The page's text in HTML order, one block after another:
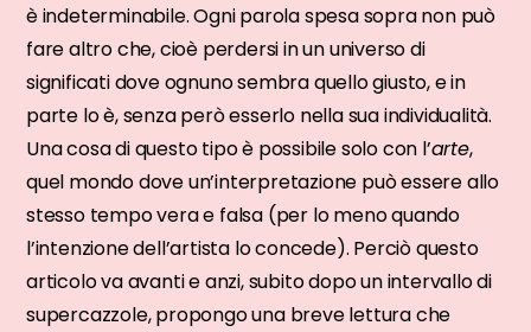
è indeterminabile. Ogni parola spesa sopra non può
fare altro che, cioè perdersi in un universo di
significati dove ognuno sembra quello giusto, e in
parte lo è, senza però esserlo nella sua individualità.
Una cosa di questo tipo è possibile solo con l’arte,
quel mondo dove un’interpretazione può essere allo
stesso tempo vera e falsa (per lo meno quando
l’intenzione dell’artista lo concede). Perciò questo
articolo va avanti e anzi, subito dopo un intervallo di
supercazzole, propongo una breve lettura che